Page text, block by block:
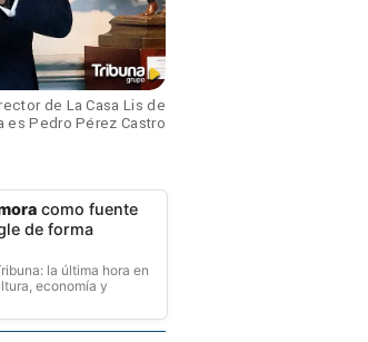
de La Casa Lis de
es Pedro Pérez Castro
como fuente
de forma
la última hora en
economía y